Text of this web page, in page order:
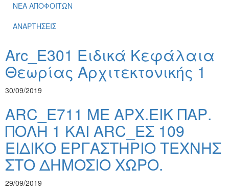
ΝΕΑ ΑΠΟΦΟΙΤΩΝ
ΑΝΑΡΤΗΣΕΙΣ
Arc_E301 Ειδικά Κεφάλαια
Θεωρίας Αρχιτεκτονικής 1
30/09/2019
ARC_E711 ΜΕ ΑΡΧ.ΕΙΚ ΠΑΡ.
ΠΟΛΗ 1 ΚΑΙ ARC_ΕΣ 109
ΕΙΔΙΚΟ ΕΡΓΑΣΤΗΡΙΟ ΤΕΧΝΗΣ
ΣΤΟ ΔΗΜΟΣΙΟ ΧΩΡΟ.
29/09/2019